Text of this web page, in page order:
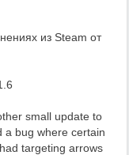
из Steam от
small update to
a bug where certain
targeting arrows